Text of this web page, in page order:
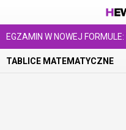
EGZAMIN W NOWEJ FORMULE:
TABLICE MATEMATYCZNE